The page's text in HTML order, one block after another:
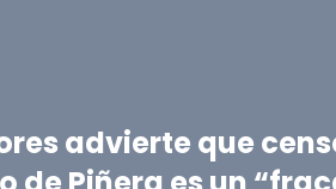
advierte que